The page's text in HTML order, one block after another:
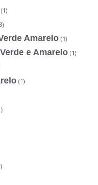
(1)
Amarelo (1)
e Amarelo (1)
(1)